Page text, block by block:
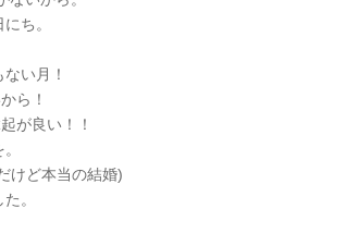
ち。
い月！
ら！
が良い！！
けど本当の結婚)
。